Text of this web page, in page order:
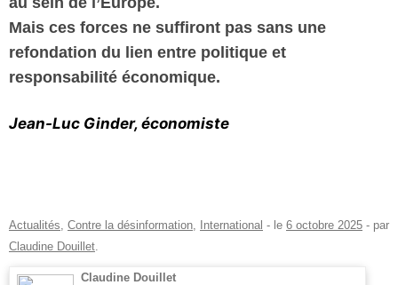
Mais ces forces ne suffiront pas sans une
refondation du lien entre politique et
responsabilité économique.
Jean-Luc Ginder, économiste
Actualités Contre la désinformation International - le 6 octobre 2025 - par
Claudine Douillet
Claudine Douillet